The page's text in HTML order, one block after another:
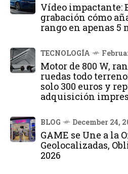
Vídeo impactante:
grabación cómo
rango en apenas 5
TECNOLOGÍA
Motor de 800 W,
ruedas todo
solo 300 euros y
adquisición
BLOG December 24,
GAME se Une a la
Geolocalizadas,
2026